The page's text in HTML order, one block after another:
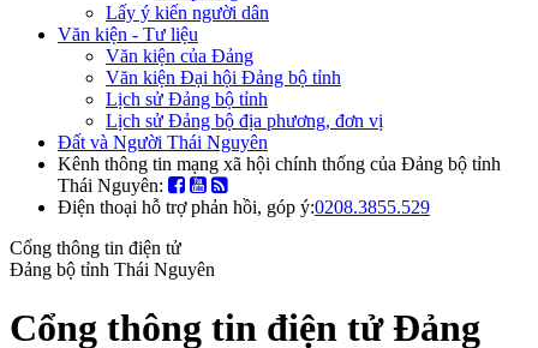
Lấy ý kiến người dân
Văn kiện - Tư liệu
Văn kiện của Đảng
Văn kiện Đại hội Đảng bộ tỉnh
Lịch sử Đảng bộ tỉnh
Lịch sử Đảng bộ địa phương, đơn vị
Đất và Người Thái Nguyên
Kênh thông tin mạng xã hội chính thống của Đảng bộ tỉnh
Thái Nguyên:
Điện thoại hỗ trợ phản hồi, góp ý:0208.3855.529
Cổng thông tin điện tử
Đảng bộ tỉnh Thái Nguyên
Cổng thông tin điện tử Đảng